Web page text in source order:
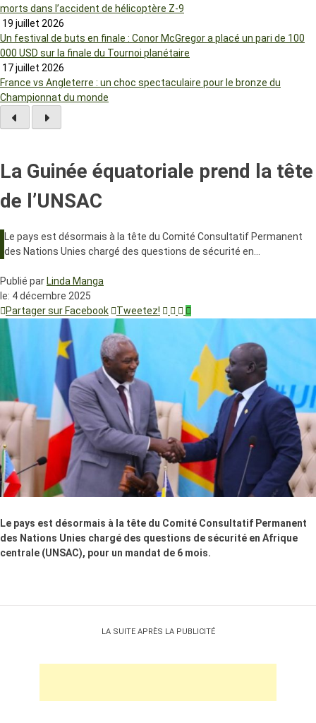
morts dans l’accident de hélicoptère Z-9
19 juillet 2026
Un festival de buts en finale : Conor McGregor a placé un pari de 100
000 USD sur la finale du Tournoi planétaire
17 juillet 2026
France vs Angleterre : un choc spectaculaire pour le bronze du
Championnat du monde
La Guinée équatoriale prend la tête
de l’UNSAC
Le pays est désormais à la tête du Comité Consultatif Permanent
des Nations Unies chargé des questions de sécurité en…
Publié par Linda Manga
le: 4 décembre 2025
Partager sur Facebook
Tweetez!
Le pays est désormais à la tête du Comité Consultatif Permanent
des Nations Unies chargé des questions de sécurité en Afrique
centrale (UNSAC), pour un mandat de 6 mois.
LA SUITE APRÈS LA PUBLICITÉ